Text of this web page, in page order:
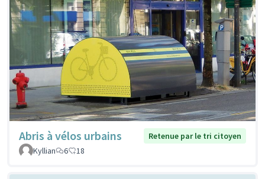
Abris à vélos urbains
Retenue par le tri citoyen
Kyllian
6 18